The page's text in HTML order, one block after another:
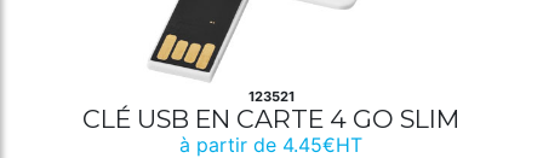
123521
CLÉ USB EN CARTE 4 GO SLIM
à partir de 4.45€HT